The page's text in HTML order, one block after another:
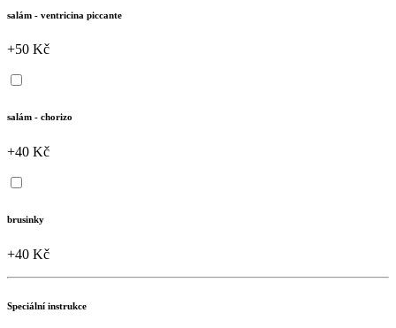
salám - ventricina piccante
+50 Kč
salám - chorizo
+40 Kč
brusinky
+40 Kč
Speciální instrukce